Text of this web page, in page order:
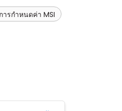
การกำหนดค่า MSI